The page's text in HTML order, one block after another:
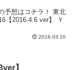
2016.4.6 ver】 Ｙ
2016.03.10
】